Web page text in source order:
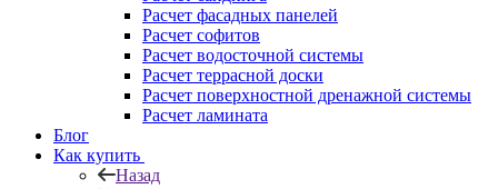
Расчет фасадных панелей
Расчет софитов
Расчет водосточной системы
Расчет террасной доски
Расчет поверхностной дренажной системы
Расчет ламината
Блог
Как купить
Назад